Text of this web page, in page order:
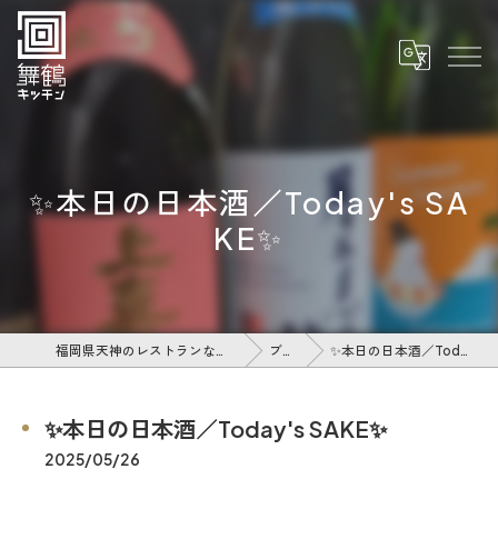
✨本日の日本酒／Today's SA
KE✨
福岡県天神のレストランなら舞鶴キッチン ブログ ✨本日の日本酒／Today's SAKE✨
✨本日の日本酒／Today's SAKE✨
2025/05/26